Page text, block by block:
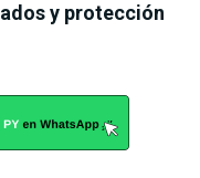
y protección